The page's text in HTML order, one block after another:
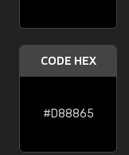
CODE HEX
#D88865